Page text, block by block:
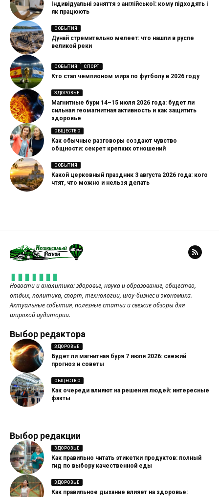
Індивідуальні заняття з англійської: кому підходять і
як працюють
СОБЫТИЯ
Дунай стремительно мелеет: что нашли в русле
великой реки
СОБЫТИЯ СПОРТ
Кто стал чемпионом мира по футболу в 2026 году
ЗДОРОВЬЕ
Магнитные бури 14–15 июля 2026 года: будет ли
сильная геомагнитная активность и как защитить
здоровье
ОБЩЕСТВО
Как обычные разговоры создают чувство
общности: секрет крепких отношений
СОБЫТИЯ
Какой церковный праздник 3 августа 2026 года: кого
чтят, что можно и нельзя делать
Новости и аналитика: здоровье, наука и образование, общество,
отдых, политика, спорт, технологии, шоу-бизнес и экономика.
Актуальные события, полезные статьи и свежие обзоры для
широкой аудитории.
Выбор редактора
ЗДОРОВЬЕ
Будет ли магнитная буря 7 июля 2026: свежий
прогноз и советы
ОБЩЕСТВО
Как очереди влияют на решения людей: интересные
факты
Выбор редакции
ЗДОРОВЬЕ
Как правильно читать этикетки продуктов: полный
гид по выбору качественной еды
ЗДОРОВЬЕ
Как правильное дыхание влияет на здоровье: